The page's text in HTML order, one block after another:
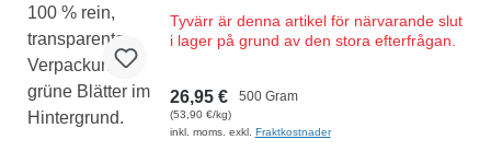
Tyvärr är denna artikel för närvarande slut
i lager på grund av den stora efterfrågan.
Michalzik: Högkvalitativt wheyproteinisolat
med mycket hög proteinhalt på 90 %. Med
EAA och BCAA, optimalt för
26,95 € 500 Gram
(53,90 €/kg)
inkl. moms. exkl. Fraktkostnader